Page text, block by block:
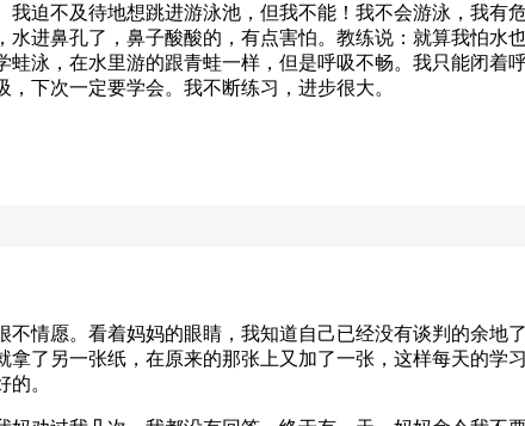
不及待地想跳进游泳池，但我不能！我不会游泳，我有
进鼻孔了，鼻子酸酸的，有点害怕。教练说：就算我怕水
泳，在水里游的跟青蛙一样，但是呼吸不畅。我只能闭着
下次一定要学会。我不断练习，进步很大。
愿。看着妈妈的眼睛，我知道自己已经没有谈判的余地
了另一张纸，在原来的那张上又加了一张，这样每天的学
。